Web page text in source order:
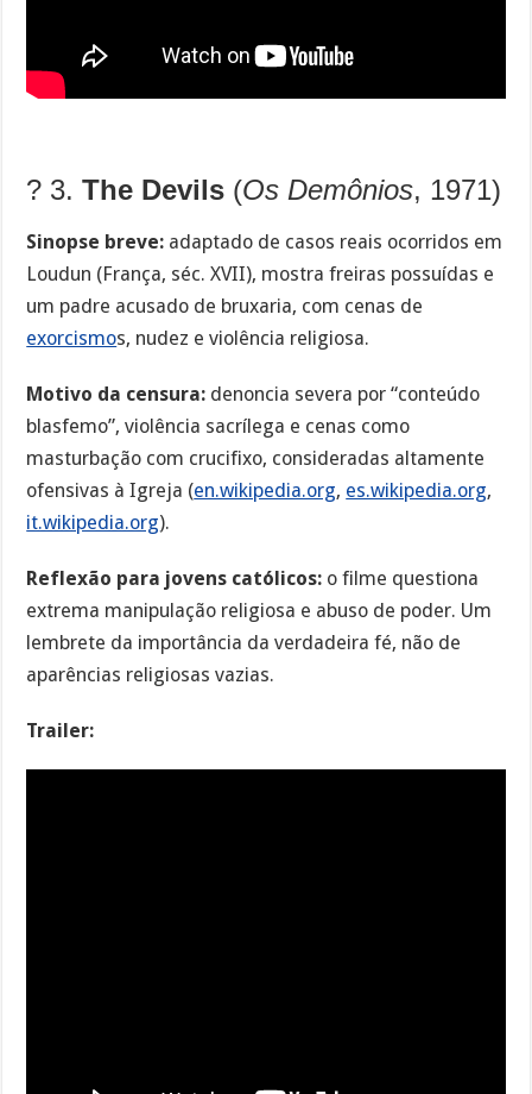
?️ 3.The Devils (Os Demônios, 1971)
Sinopse breve: adaptado de casos reais ocorridos em
Loudun (França, séc. XVII), mostra freiras possuídas e
um padre acusado de bruxaria, com cenas de
exorcismos, nudez e violência religiosa.
Motivo da censura: denoncia severa por “conteúdo
blasfemo”, violência sacrílega e cenas como
masturbação com crucifixo, consideradas altamente
ofensivas à Igreja (en.wikipedia.org, es.wikipedia.org,
it.wikipedia.org).
Reflexão para jovens católicos: o filme questiona
extrema manipulação religiosa e abuso de poder. Um
lembrete da importância da verdadeira fé, não de
aparências religiosas vazias.
Trailer: